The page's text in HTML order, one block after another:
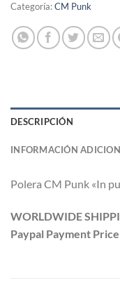
Categoría:CM Punk
DESCRIPCIÓN
INFORMACIÓN
Polera CM Punk «In
WORLDWIDE
Paypal Payment